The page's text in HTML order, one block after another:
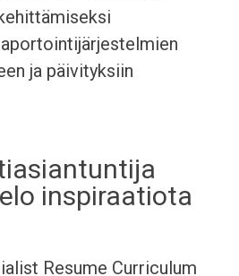
ja päivityksiin
inspiraatiota
Resume Curriculum